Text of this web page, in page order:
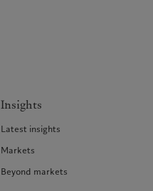
Insights
Latest insights
Markets
Beyond markets